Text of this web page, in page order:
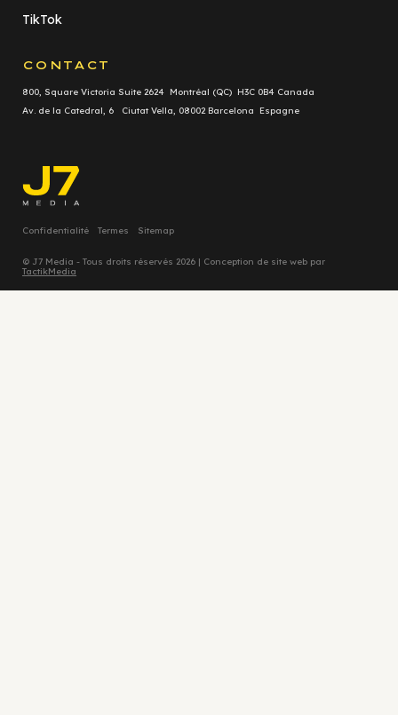
TikTok
CONTACT
800, Square Victoria Suite 2624 Montréal (QC) H3C 0B4 Canada
Av. de la Catedral, 6 Ciutat Vella, 08002 Barcelona Espagne
Confidentialité Termes Sitemap
© J7 Media - Tous droits réservés 2026 | Conception de site web par
TactikMedia